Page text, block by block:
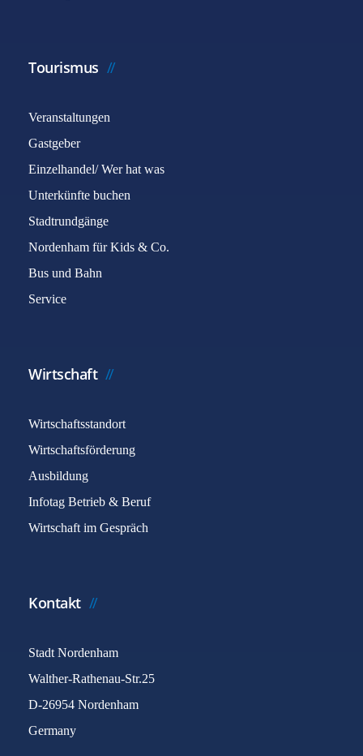
Tourismus
Veranstaltungen
Gastgeber
Einzelhandel/ Wer hat was
Unterkünfte buchen
Stadtrundgänge
Nordenham für Kids & Co.
Bus und Bahn
Service
Wirtschaft
Wirtschaftsstandort
Wirtschaftsförderung
Ausbildung
Infotag Betrieb & Beruf
Wirtschaft im Gespräch
Kontakt
Stadt Nordenham
Walther-Rathenau-Str.25
D-26954 Nordenham
Germany